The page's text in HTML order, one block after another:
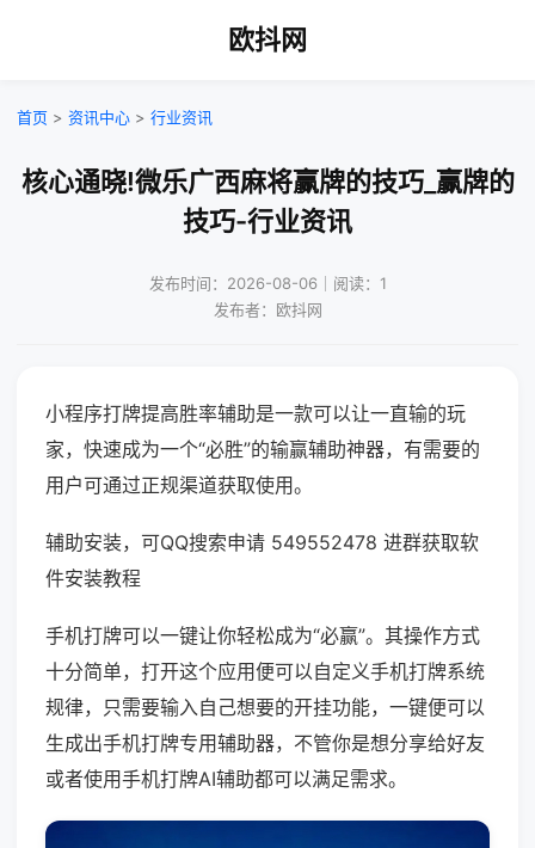
欧抖网
首页 > 资讯中心 > 行业资讯
核心通晓!微乐广西麻将赢牌的技巧_赢牌的
技巧-行业资讯
发布时间：2026-08-06｜阅读：1
发布者：欧抖网
小程序打牌提高胜率辅助是一款可以让一直输的玩
家，快速成为一个“必胜”的输赢辅助神器，有需要的
用户可通过正规渠道获取使用。
辅助安装，可QQ搜索申请 549552478 进群获取软
件安装教程
手机打牌可以一键让你轻松成为“必赢”。其操作方式
十分简单，打开这个应用便可以自定义手机打牌系统
规律，只需要输入自己想要的开挂功能，一键便可以
生成出手机打牌专用辅助器，不管你是想分享给好友
或者使用手机打牌AI辅助都可以满足需求。